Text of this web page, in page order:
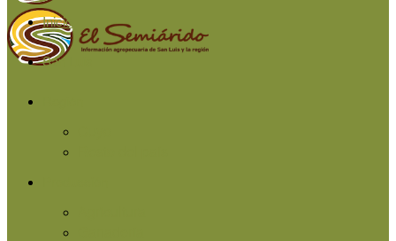
Inicio
San Luis